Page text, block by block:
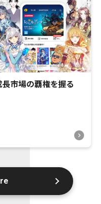
市場の覇権を握る